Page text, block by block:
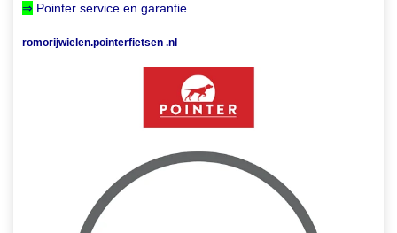
⇒ Pointer service en garantie
romorijwielen.pointerfietsen .nl